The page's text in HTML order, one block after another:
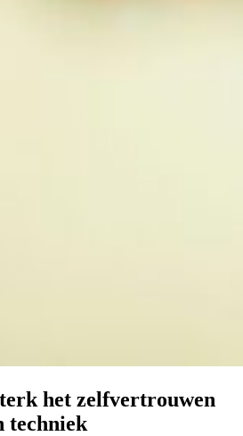
het zelfvertrouwen
techniek